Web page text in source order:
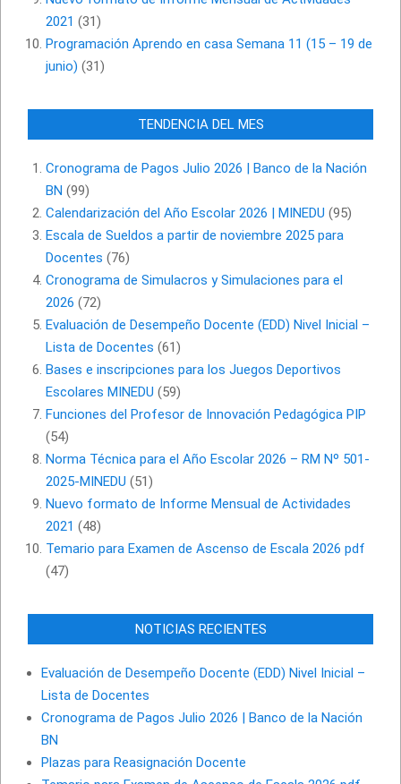
2021 (31)
Programación Aprendo en casa Semana 11 (15 – 19 de
junio) (31)
TENDENCIA DEL MES
Cronograma de Pagos Julio 2026 | Banco de la Nación
BN (99)
Calendarización del Año Escolar 2026 | MINEDU (95)
Escala de Sueldos a partir de noviembre 2025 para
Docentes (76)
Cronograma de Simulacros y Simulaciones para el
2026 (72)
Evaluación de Desempeño Docente (EDD) Nivel Inicial –
Lista de Docentes (61)
Bases e inscripciones para los Juegos Deportivos
Escolares MINEDU (59)
Funciones del Profesor de Innovación Pedagógica PIP
(54)
Norma Técnica para el Año Escolar 2026 – RM Nº 501-
2025-MINEDU (51)
Nuevo formato de Informe Mensual de Actividades
2021 (48)
Temario para Examen de Ascenso de Escala 2026 pdf
(47)
NOTICIAS RECIENTES
Evaluación de Desempeño Docente (EDD) Nivel Inicial –
Lista de Docentes
Cronograma de Pagos Julio 2026 | Banco de la Nación
BN
Plazas para Reasignación Docente